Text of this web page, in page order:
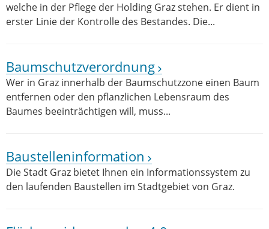
welche in der Pflege der Holding Graz stehen. Er dient in
erster Linie der Kontrolle des Bestandes. Die...
Baumschutzverordnung
Wer in Graz innerhalb der Baumschutzzone einen Baum
entfernen oder den pflanzlichen Lebensraum des
Baumes beeinträchtigen will, muss...
Baustelleninformation
Die Stadt Graz bietet Ihnen ein Informationssystem zu
den laufenden Baustellen im Stadtgebiet von Graz.